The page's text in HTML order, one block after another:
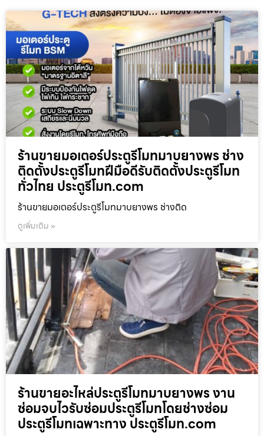
ร้านขายมอเตอร์ประตูรีโมทมาบยางพร ช่าง
ติดตั้งประตูรีโมทฝีมือดีรับติดตั้งประตูรีโมท
ทั่วไทย ประตูรีโมท.com
ร้านขายมอเตอร์ประตูรีโมทมาบยางพร ช่างติด
ดูเพิ่มเติม »
ร้านขายอะไหล่ประตูรีโมทมาบยางพร งาน
ซ่อมจบไวรับซ่อมประตูรีโมทโดยช่างซ่อม
ประตูรีโมทเฉพาะทาง ประตูรีโมท.com